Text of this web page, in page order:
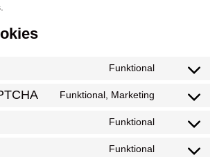
Funktional
Funktional, Marketing
Funktional
Funktional